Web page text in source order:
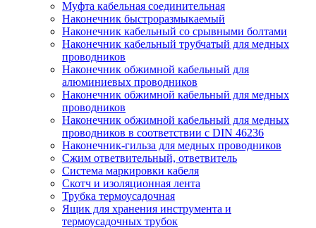
Муфта кабельная соединительная
Наконечник быстроразмыкаемый
Наконечник кабельный со срывными болтами
Наконечник кабельный трубчатый для медных
проводников
Наконечник обжимной кабельный для
алюминиевых проводников
Наконечник обжимной кабельный для медных
проводников
Наконечник обжимной кабельный для медных
проводников в соответствии с DIN 46236
Наконечник-гильза для медных проводников
Сжим ответвительный, ответвитель
Система маркировки кабеля
Скотч и изоляционная лента
Трубка термоусадочная
Ящик для хранения инструмента и
термоусадочных трубок